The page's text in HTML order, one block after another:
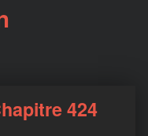
424